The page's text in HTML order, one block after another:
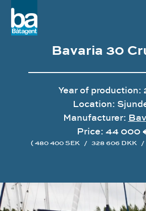
Bavaria 30
Year of production:
Location:
Manufacturer:
Price: 44 000
( 480 400 SEK / 328 606 DKK /